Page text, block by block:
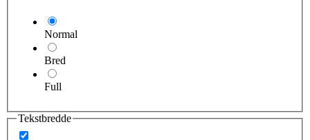
Normal
Bred
Full
Tekstbredde